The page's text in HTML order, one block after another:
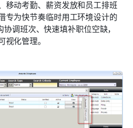
移动考勤、薪资发放和员工排班
专为快节奏临时用工环境设计的
调班次、快速填补职位空缺，
化管理。